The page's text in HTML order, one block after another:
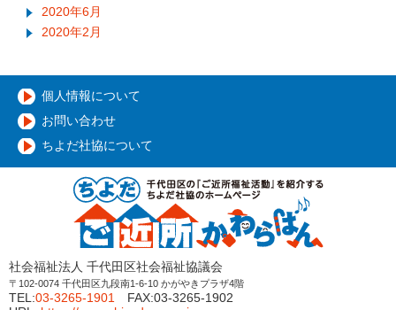
2020年6月
2020年2月
個人情報について
お問い合わせ
ちよだ社協について
社会福祉法人 千代田区社会福祉協議会
〒102-0074 千代田区九段南1-6-10 かがやきプラザ4階
TEL:03-3265-1901 FAX:03-3265-1902